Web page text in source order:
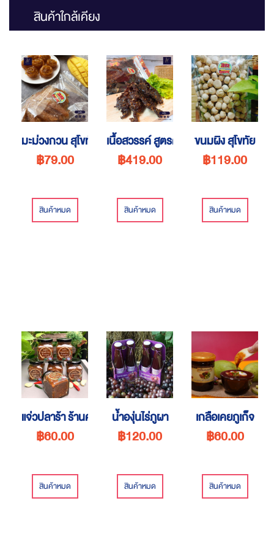
สินค้าใกล้เคียง
มะม่วงกวน สุโขทัย
฿79.00
สินค้าหมด
เนื้อสวรรค์ สูตรต้นตำรับ
฿419.00
สินค้าหมด
ขนมผิง สุโขทัย
฿119.00
สินค้าหมด
แจ่วปลาร้า ร้านครัวคุณยาย
฿60.00
สินค้าหมด
น้ำองุ่นไร่ภูผา
฿120.00
สินค้าหมด
เกลือเคยภูเก็จ
฿60.00
สินค้าหมด